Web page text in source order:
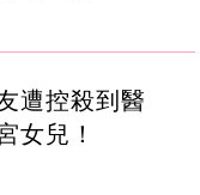
遭控殺到醫
女兒！